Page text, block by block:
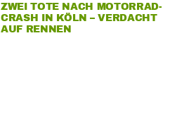
ZWEI TOTE NACH MOTORRAD-
CRASH IN KÖLN – VERDACHT
AUF RENNEN